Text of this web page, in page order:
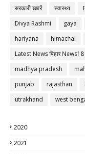
सरकारी खबरें
स्वास्थ्य
Divya Rashmi
gaya
hariyana
himachal
Latest News बिहार News18
madhya pradesh
punjab
rajasthan
utrakhand
west
2020
2021